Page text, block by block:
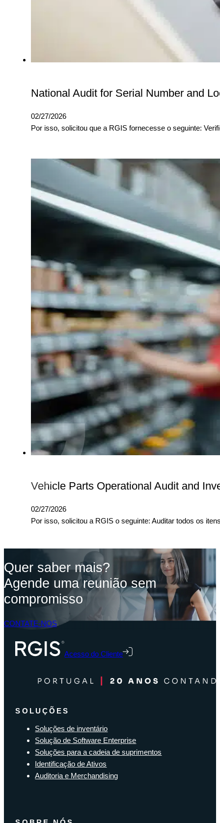
National Audit for Serial Number and
02/27/2026
Por isso, solicitou que a RGIS fornecesse o seguinte:
Vehicle Parts Operational Audit and
02/27/2026
Por isso, solicitou a RGIS o seguinte: Auditar todos os
Quer saber mais?
Agende uma reunião sem
compromisso
CONTATE-NOS
Acesso do Cliente
SOLUÇÕES
Soluções de inventário
Solução de Software Enterprise
Soluções para a cadeia de suprimentos
Identificação de Ativos
Auditoria e Merchandising